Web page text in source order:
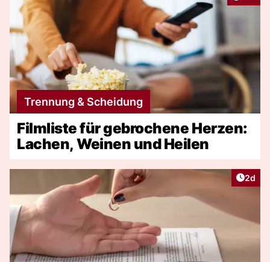
Trennung & Scheidung
Filmliste für gebrochene Herzen:
Lachen, Weinen und Heilen
2d